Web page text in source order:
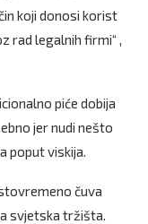
koji donosi korist
rad legalnih firmi“ ,
piće dobija
jer nudi nešto
poput viskija.
čuva
svjetska tržišta.